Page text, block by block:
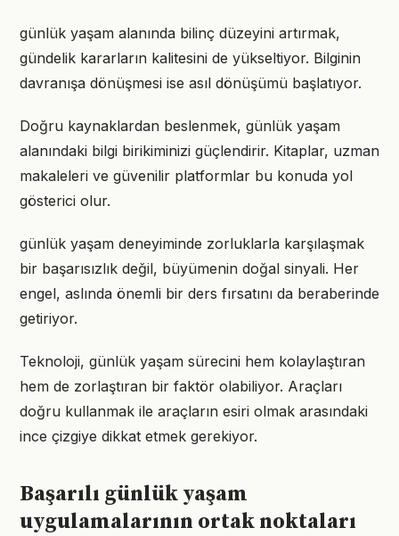
günlük yaşam alanında bilinç düzeyini artırmak,
gündelik kararların kalitesini de yükseltiyor. Bilginin
davranışa dönüşmesi ise asıl dönüşümü başlatıyor.
Doğru kaynaklardan beslenmek, günlük yaşam
alanındaki bilgi birikiminizi güçlendirir. Kitaplar, uzman
makaleleri ve güvenilir platformlar bu konuda yol
gösterici olur.
günlük yaşam deneyiminde zorluklarla karşılaşmak
bir başarısızlık değil, büyümenin doğal sinyali. Her
engel, aslında önemli bir ders fırsatını da beraberinde
getiriyor.
Teknoloji, günlük yaşam sürecini hem kolaylaştıran
hem de zorlaştıran bir faktör olabiliyor. Araçları
doğru kullanmak ile araçların esiri olmak arasındaki
ince çizgiye dikkat etmek gerekiyor.
Başarılı günlük yaşam
uygulamalarının ortak noktaları